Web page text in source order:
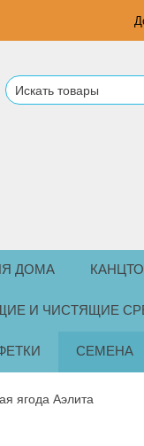
ДОМА
И ЧИСТЯЩИЕ
СЕМЕНА
ягода Аэлита